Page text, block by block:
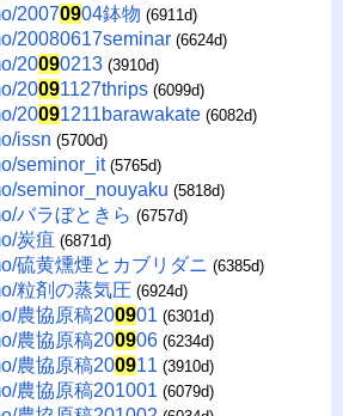
20070904鉢物 (6911d)
20080617seminar (6624d)
20090213 (3910d)
20091127thrips (6099d)
20091211barawakate (6082d)
issn (5700d)
seminor_it (5765d)
seminor_nouyaku (5818d)
バラぼときら (6757d)
炭疽 (6871d)
硫黄燻煙とカブリダニ (6385d)
粒剤の蒸気圧 (6924d)
農協原稿200901 (6301d)
農協原稿200906 (6234d)
農協原稿200911 (3910d)
農協原稿201001 (6079d)